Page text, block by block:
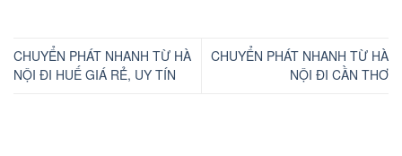
CHUYỂN PHÁT NHANH TỪ HÀ
NỘI ĐI HUẾ GIÁ RẺ, UY TÍN
CHUYỂN PHÁT NHANH TỪ HÀ
NỘI ĐI CẦN THƠ